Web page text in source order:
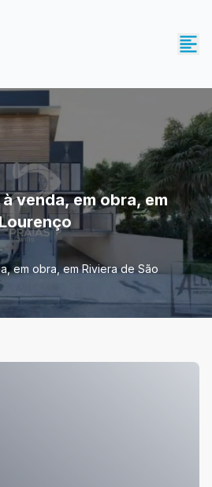
venda, em obra, em
em obra, em Riviera de São